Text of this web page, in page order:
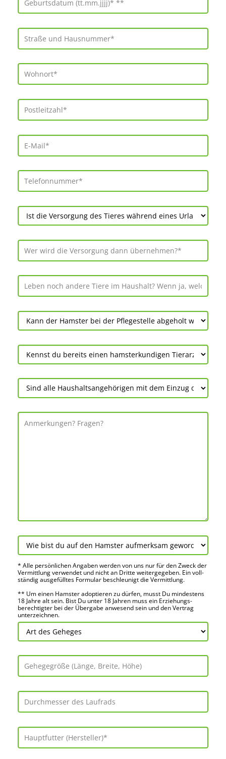
* Alle persön­lichen Angaben werden von uns nur für den Zweck der
Vermitt­lung verwendet und nicht an Dritte weiter­gegeben. Ein voll­
ständig ausge­fülltes Formular beschleu­nigt die Vermitt­lung.
** Um einen Hamster adoptieren zu dürfen, musst Du mindes­tens
18 Jahre alt sein. Bist Du unter 18 Jahren muss ein Erziehungs­
berechtigter bei der Über­gabe anwes­end sein und den Vertrag
unter­zeichnen.